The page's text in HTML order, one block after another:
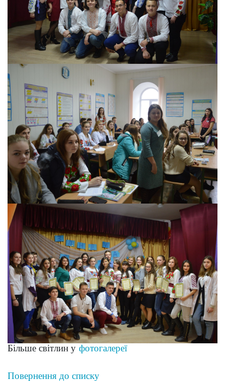
Більше світлин у фотогалереї
Повернення до списку